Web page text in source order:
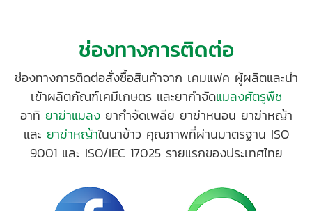
ช่องทางการติดต่อ
ช่องทางการติดต่อสั่งซื้อสินค้าจาก เคมแฟค ผู้ผลิตและนำ
เข้าผลิตภัณฑ์เคมีเกษตร และยากำจัดแมลงศัตรูพืช
อาทิ ยาฆ่าแมลงยากำจัดเพลีย ยาฆ่าหนอน ยาฆ่าหญ้า
และ ยาฆ่าหญ้าในนาข้าว คุณภาพที่ผ่านมาตรฐาน ISO
9001 และ ISO/IEC 17025 รายแรกของประเทศไทย